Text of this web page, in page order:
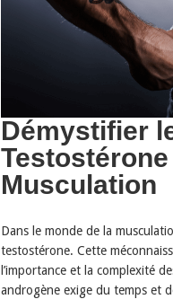
Démystifier
Musculation
Dans le monde de la
testostérone. Cette
l’importance et la complexité
androgène exige du temps et